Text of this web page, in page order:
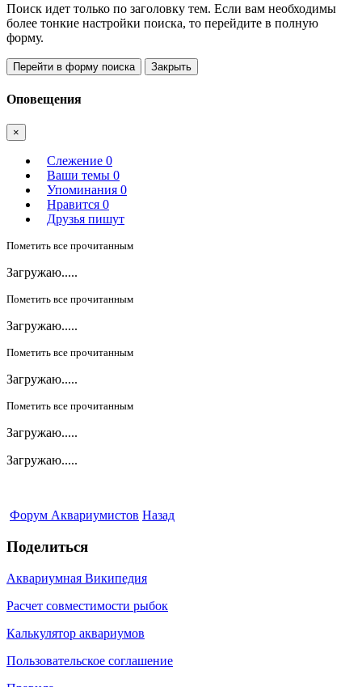
Поиск идет только по заголовку тем. Если вам необходимы
более тонкие настройки поиска, то перейдите в полную
форму.
Перейти в форму поиска Закрыть
Оповещения
×
Слежение 0
Ваши темы 0
Упоминания 0
Нравится 0
Друзья пишут
Пометить все прочитанным
Загружаю.....
Пометить все прочитанным
Загружаю.....
Пометить все прочитанным
Загружаю.....
Пометить все прочитанным
Загружаю.....
Загружаю.....
Форум Аквариумистов Назад
Поделиться
Аквариумная Википедия
Расчет совместимости рыбок
Калькулятор аквариумов
Пользовательское соглашение